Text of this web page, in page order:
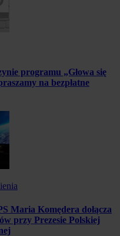
programu „Głowa się
na bezpłatne
Maria Komędera dołącza
przy Prezesie Polskiej